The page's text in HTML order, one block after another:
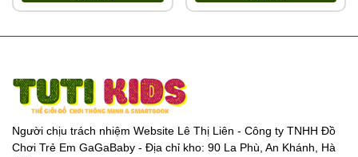
Người chịu trách nhiệm Website Lê Thị Liên - Công ty TNHH Đồ
Chơi Trẻ Em GaGaBaby - Địa chỉ kho: 90 La Phù, An Khánh, Hà